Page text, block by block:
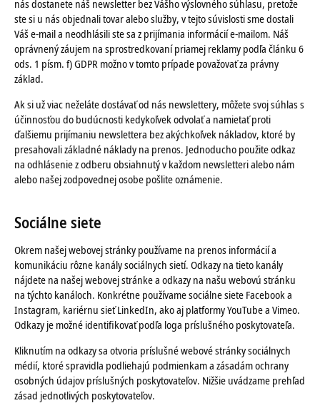
nás dostanete náš newsletter bez Vášho výslovného súhlasu, pretože
ste si u nás objednali tovar alebo služby, v tejto súvislosti sme dostali
Váš e-mail a neodhlásili ste sa z prijímania informácií e-mailom. Náš
oprávnený záujem na sprostredkovaní priamej reklamy podľa článku 6
ods. 1 písm. f) GDPR možno v tomto prípade považovať za právny
základ.
Ak si už viac neželáte dostávať od nás newslettery, môžete svoj súhlas s
účinnosťou do budúcnosti kedykoľvek odvolať a namietať proti
ďalšiemu prijímaniu newslettera bez akýchkoľvek nákladov, ktoré by
presahovali základné náklady na prenos. Jednoducho použite odkaz
na odhlásenie z odberu obsiahnutý v každom newsletteri alebo nám
alebo našej zodpovednej osobe pošlite oznámenie.
Sociálne siete
Okrem našej webovej stránky používame na prenos informácií a
komunikáciu rôzne kanály sociálnych sietí. Odkazy na tieto kanály
nájdete na našej webovej stránke a odkazy na našu webovú stránku
na týchto kanáloch. Konkrétne používame sociálne siete Facebook a
Instagram, kariérnu sieť LinkedIn, ako aj platformy YouTube a Vimeo.
Odkazy je možné identifikovať podľa loga príslušného poskytovateľa.
Kliknutím na odkazy sa otvoria príslušné webové stránky sociálnych
médií, ktoré spravidla podliehajú podmienkam a zásadám ochrany
osobných údajov príslušných poskytovateľov. Nižšie uvádzame prehľad
zásad jednotlivých poskytovateľov.